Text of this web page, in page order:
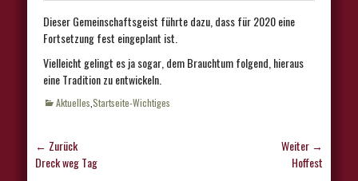
Dieser Gemeinschaftsgeist führte dazu, dass für 2020 eine
Fortsetzung fest eingeplant ist.
Vielleicht gelingt es ja sogar, dem Brauchtum folgend, hieraus
eine Tradition zu entwickeln.
Kategorien
Aktuelles Startseite-Wichtiges
Beitragsnavigation
← Zurück
Vorhergehender
Dreck weg Tag
Weiter →
Hoffest